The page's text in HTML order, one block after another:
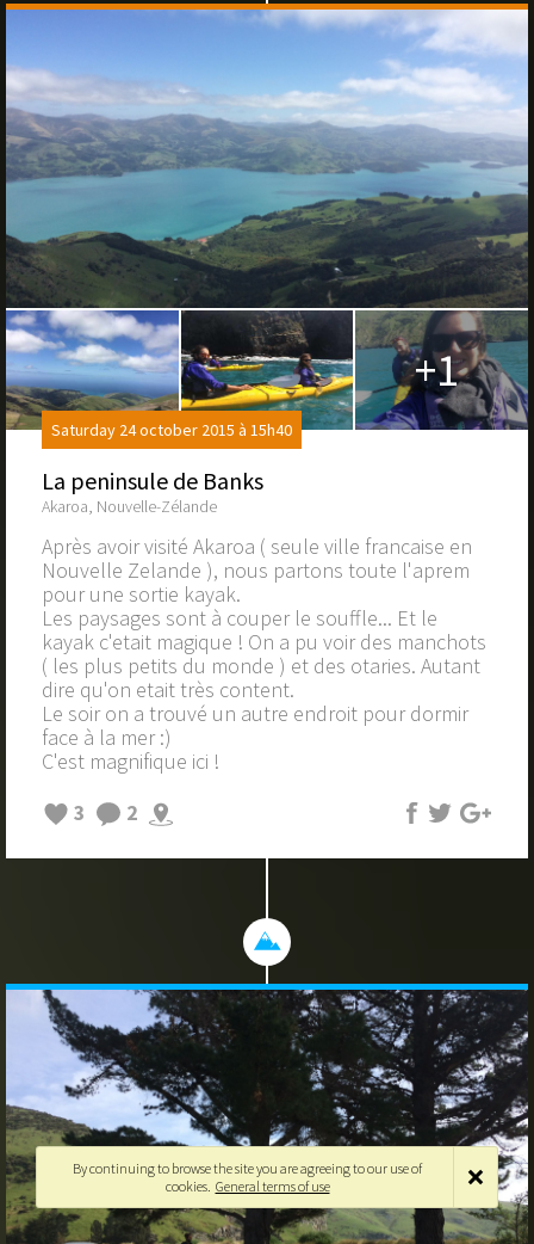
+1
Saturday 24 october 2015 à 15h40
La peninsule de Banks
Akaroa, Nouvelle-Zélande
Après avoir visité Akaroa ( seule ville francaise en
Nouvelle Zelande ), nous partons toute l'aprem
pour une sortie kayak.
Les paysages sont à couper le souffle... Et le
kayak c'etait magique ! On a pu voir des manchots
( les plus petits du monde ) et des otaries. Autant
dire qu'on etait très content.
Le soir on a trouvé un autre endroit pour dormir
face à la mer :)
C'est magnifique ici !
3
2
By continuing to browse the site you are agreeing to our use of
cookies. General terms of use